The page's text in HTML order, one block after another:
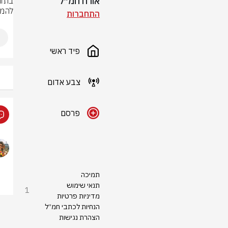
התחברות
פיד ראשי
צבע אדום
פרסם
תמיכה
תנאי שימוש
מדיניות פרטיות
הנחיות לכתבי חמ״ל
הצהרת נגישות
1